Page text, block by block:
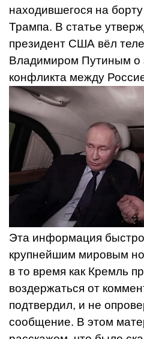
находившегося на
Трампа. В статье
президент США вёл
Владимиром Путиным о
конфликта между
Эта информация
крупнейшим мировым
в то время как Кремль
воздержаться от
подтвердил, и не
сообщение. В этом